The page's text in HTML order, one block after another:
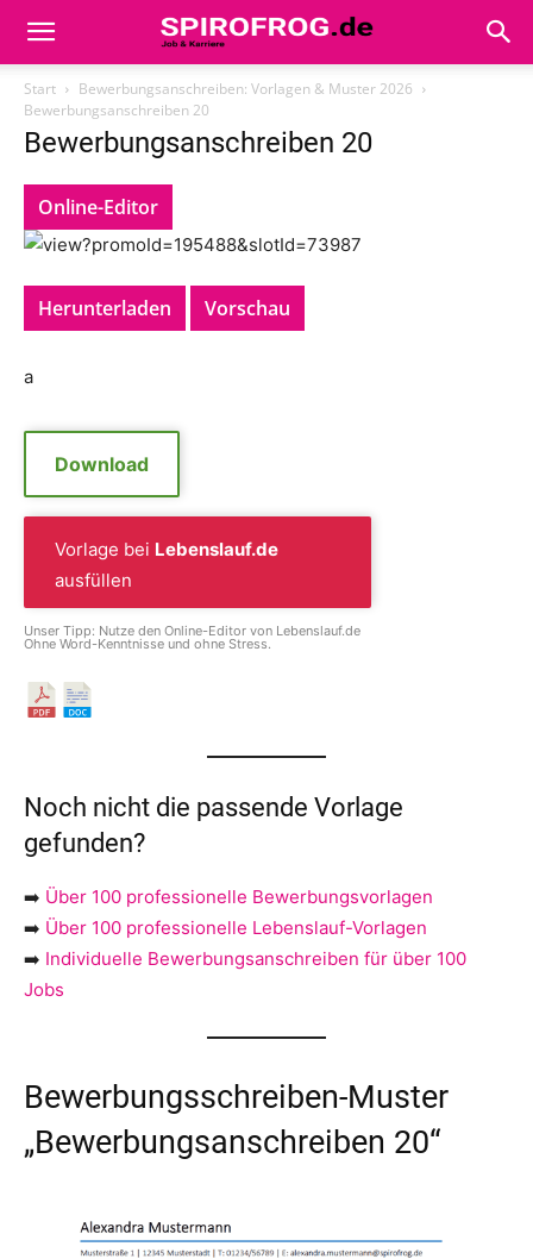
Start
Bewerbungsanschreiben: Vorlagen & Muster 2026
Bewerbungsanschreiben 20
Bewerbungsanschreiben 20
Online-Editor
Herunterladen Vorschau
a
Download
Vorlage bei Lebenslauf.de
ausfüllen
Unser Tipp: Nutze den Online-Editor von Lebenslauf.de
Ohne Word-Kenntnisse und ohne Stress.
Noch nicht die passende Vorlage
gefunden?
➡️ Über 100 professionelle Bewerbungsvorlagen
➡️ Über 100 professionelle Lebenslauf-Vorlagen
➡️ Individuelle Bewerbungsanschreiben für über 100
Jobs
Bewerbungsschreiben-Muster
„Bewerbungsanschreiben 20“